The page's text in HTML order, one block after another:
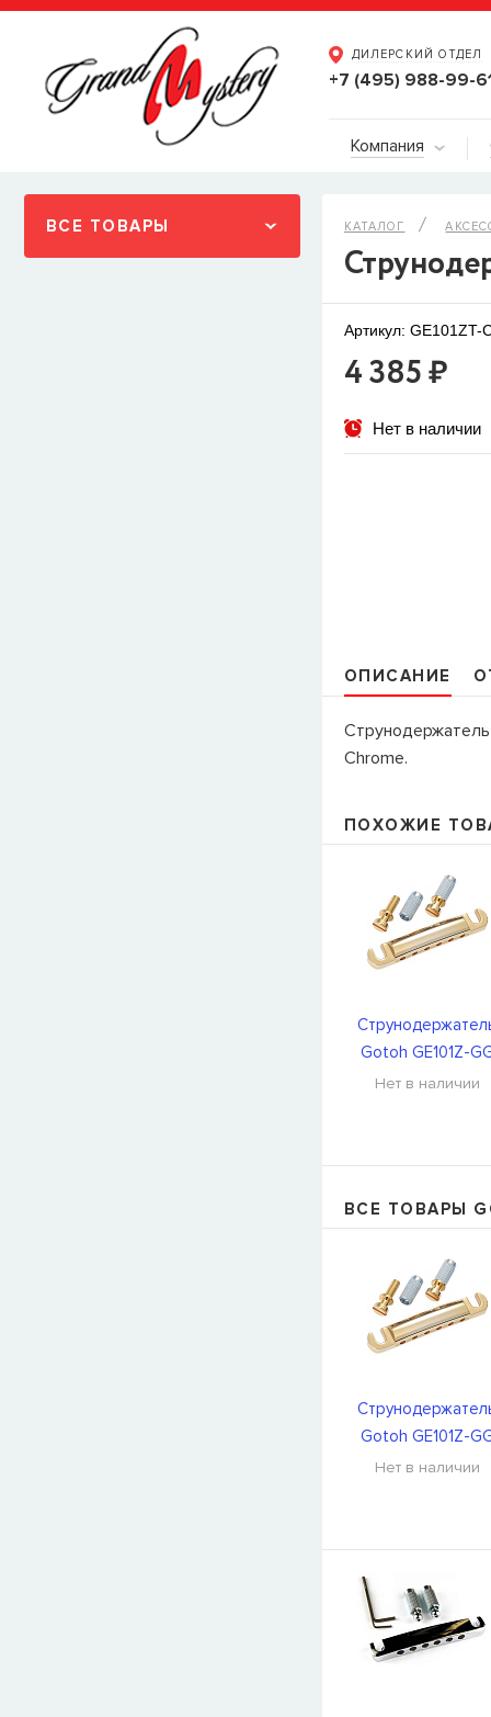
ДИЛЕРСКИЙ ОТДЕЛ
+7 (495) 988-99-
Компания
ВСЕ ТОВАРЫ КАТАЛОГ
Артикул: GE101ZT-
4 385 ₽
Нет в наличии
ОПИСАНИЕ
Струнодержатель
Chrome.
ПОХОЖИЕ
Gotoh GE101Z-
Нет в наличии
ВСЕ ТОВАРЫ
Gotoh GE101Z-
Нет в наличии